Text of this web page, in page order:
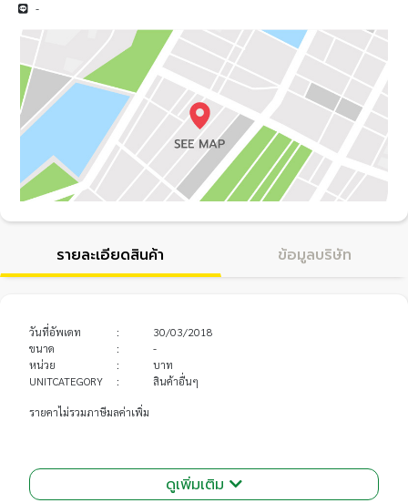
-
รายละเอียดสินค้า ข้อมูลบริษัท
วันที่อัพเดท :
30/03/2018
ขนาด
:
-
หน่วย
:
บาท
UNITCATEGORY
: สินค้าอื่นๆ
รายคาไม่รวมภาษีมลค่าเพิ่ม
ดูเพิ่มเติม